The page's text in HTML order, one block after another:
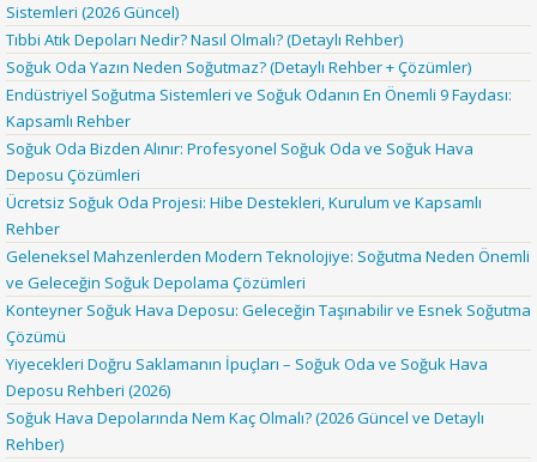
Sistemleri (2026 Güncel)
Tıbbi Atık Depoları Nedir? Nasıl Olmalı? (Detaylı Rehber)
Soğuk Oda Yazın Neden Soğutmaz? (Detaylı Rehber + Çözümler)
Endüstriyel Soğutma Sistemleri ve Soğuk Odanın En Önemli 9 Faydası:
Kapsamlı Rehber
Soğuk Oda Bizden Alınır: Profesyonel Soğuk Oda ve Soğuk Hava
Deposu Çözümleri
Ücretsiz Soğuk Oda Projesi: Hibe Destekleri, Kurulum ve Kapsamlı
Rehber
Geleneksel Mahzenlerden Modern Teknolojiye: Soğutma Neden Önemli
ve Geleceğin Soğuk Depolama Çözümleri
Konteyner Soğuk Hava Deposu: Geleceğin Taşınabilir ve Esnek Soğutma
Çözümü
Yiyecekleri Doğru Saklamanın İpuçları – Soğuk Oda ve Soğuk Hava
Deposu Rehberi (2026)
Soğuk Hava Depolarında Nem Kaç Olmalı? (2026 Güncel ve Detaylı
Rehber)